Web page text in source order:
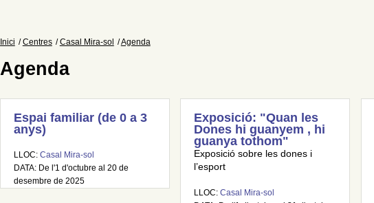
Inici Centres Casal Mira-sol Agenda
Agenda
Espai familiar (de 0 a 3
anys)
LLOC: Casal Mira-sol
DATA: De l'1 d'octubre al 20 de
desembre de 2025
Exposició: "Quan les
Dones hi guanyem , hi
guanya tothom"
Exposició sobre les dones i
l’esport
LLOC:Casal Mira-sol